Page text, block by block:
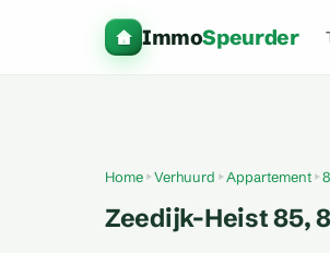
ImmoSpeurder
Home Verhuurd Appartement
Zeedijk-Heist 85,